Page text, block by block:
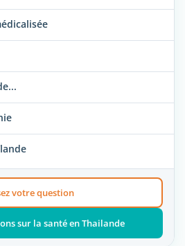
votre question
sur la santé en Thailande